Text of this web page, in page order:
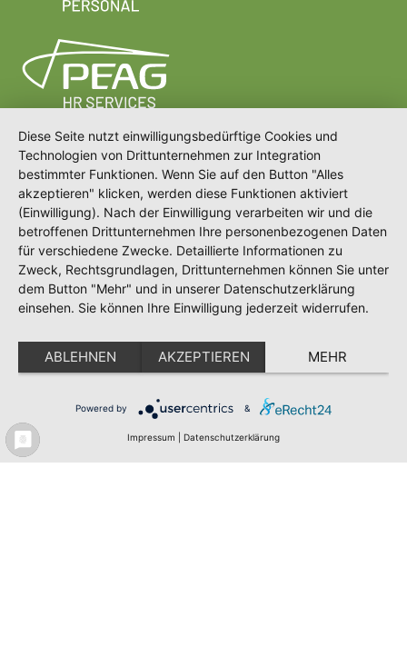
Meldeportal
Karriere bei PEAG
Newsletter
Impressum
Datenschutz
Erklärung zur Barrierefreiheit
Diese Seite nutzt einwilligungsbedürftige Cookies und
Technologien von Drittunternehmen zur Integration
bestimmter Funktionen. Wenn Sie auf den Button "Alles
akzeptieren" klicken, werden diese Funktionen aktiviert
(Einwilligung). Nach der Einwilligung verarbeiten wir und die
betroffenen Drittunternehmen Ihre personenbezogenen Daten
für verschiedene Zwecke. Detaillierte Informationen zu
Zweck, Rechtsgrundlagen, Drittunternehmen können Sie unter
dem Button "Mehr" und in unserer Datenschutzerklärung
einsehen. Sie können Ihre Einwilligung jederzeit widerrufen.
ABLEHNEN AKZEPTIEREN MEHR
Powered by &
Impressum Datenschutzerklärung